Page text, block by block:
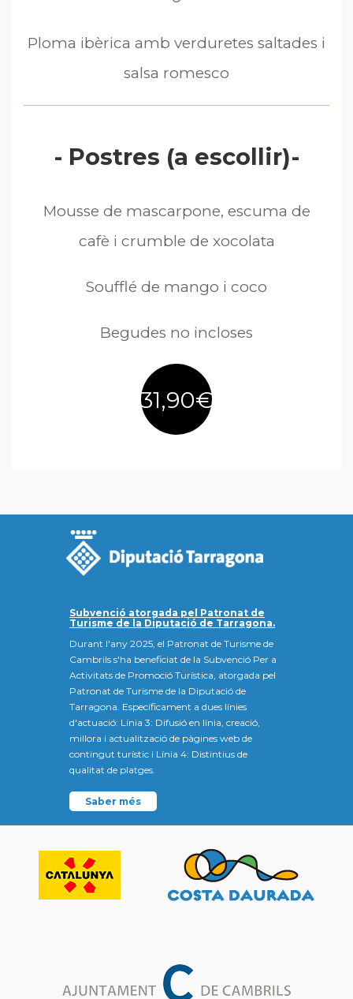
Ploma ibèrica amb verduretes saltades i
salsa romesco
- Postres (a escollir)-
Mousse de mascarpone, escuma de
cafè i crumble de xocolata
Soufflé de mango i coco
Begudes no incloses
31,90€
Subvenció atorgada pel Patronat de
Turisme de la Diputació de Tarragona.
Durant l'any 2025, el Patronat de Turisme de
Cambrils s'ha beneficiat de la Subvenció Per a
Activitats de Promoció Turística, atorgada pel
Patronat de Turisme de la Diputació de
Tarragona. Específicament a dues línies
d'actuació: Línia 3: Difusió en línia, creació,
millora i actualització de pàgines web de
contingut turístic i Línia 4: Distintius de
qualitat de platges.
Saber més